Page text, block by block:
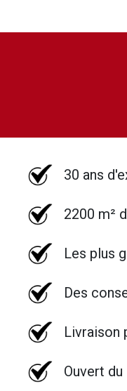
30 ans
2200 m²
Les plus
Des
Livraison
Ouvert